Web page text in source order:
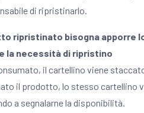
di ripristinarlo.
ripristinato bisogna apporre
la necessità di ripristino
il cartellino viene
il prodotto, lo stesso cartellino
a segnalarne la disponibilità.